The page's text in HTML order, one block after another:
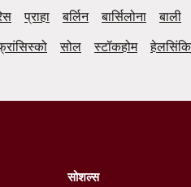
प्राहा बर्लिन बार्सिलोना बाली
सोल स्टॉकहोम हेलसिंकि
सोशल्स